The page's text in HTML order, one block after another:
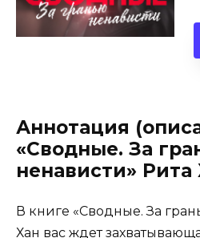
Аннотация
«Сводные. За
ненависти» Рита
В книге «Сводные. За
Хан вас ждет